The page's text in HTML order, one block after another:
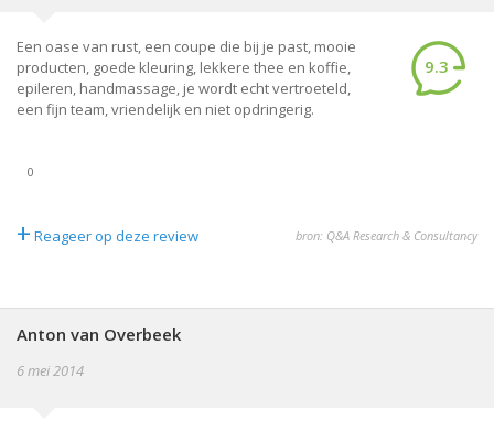
Een oase van rust, een coupe die bij je past, mooie
producten, goede kleuring, lekkere thee en koffie,
epileren, handmassage, je wordt echt vertroeteld,
een fijn team, vriendelijk en niet opdringerig.
9.3
0
+ Reageer op deze review bron: Q&A Research & Consultancy
Anton van Overbeek
6 mei 2014